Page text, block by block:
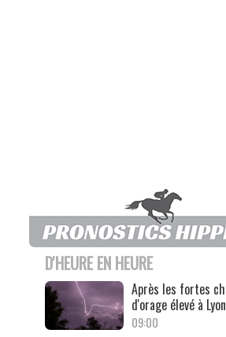
D'HEURE EN HEURE
Après les fortes
d'orage élevé à Lyon
09:00